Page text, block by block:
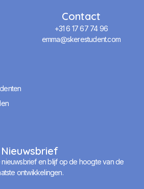
Contact
+31 6 17 67 74 96
emma@skerestudent.com
Nieuwsbrief
nieuwsbrief en blijf op de hoogte van de
ontwikkelingen.